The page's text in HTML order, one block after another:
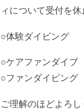
ィについて受付を休
○体験ダイビング
○ケアファンダイブ
○ファンダイビング
ご理解のほどよろ